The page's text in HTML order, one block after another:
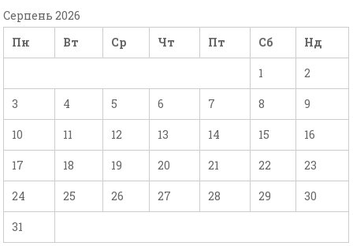
Серпень 2026
Пн
Вт Ср Чт Пт Сб Нд
1 2
3 4 5 6 7 8 9
10 11 12 13 14 15 16
17 18 19 20 21 22 23
24 25 26 27 28 29 30
31